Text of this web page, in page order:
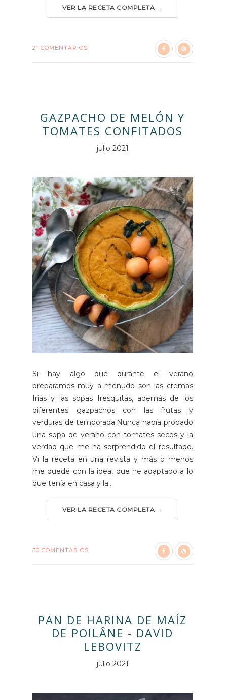
VER LA RECETA COMPLETA →
21 COMENTARIOS
GAZPACHO DE MELÓN Y
TOMATES CONFITADOS
julio 2021
Si hay algo que durante el verano
preparamos muy a menudo son las cremas
frías y las sopas fresquitas, además de los
diferentes gazpachos con las frutas y
verduras de temporada.Nunca había probado
una sopa de verano con tomates secos y la
verdad que me ha sorprendido el resultado.
Vi la receta en una revista y más o menos
me quedé con la idea, que he adaptado a lo
que tenía en casa y la...
VER LA RECETA COMPLETA →
30 COMENTARIOS
PAN DE HARINA DE MAÍZ
DE POILÂNE - DAVID
LEBOVITZ
julio 2021